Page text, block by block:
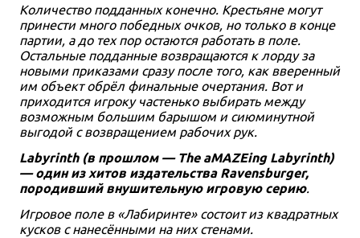
Количество подданных конечно. Крестьяне могут
принести много победных очков, но только в конце
партии, а до тех пор остаются работать в поле.
Остальные подданные возвращаются к лорду за
новыми приказами сразу после того, как вверенный
им объект обрёл финальные очертания. Вот и
приходится игроку частенько выбирать между
возможным большим барышом и сиюминутной
выгодой с возвращением рабочих рук.
Labyrinth (в прошлом — The aMAZEing Labyrinth)
— один из хитов издательства Ravensburger,
породивший внушительную игровую серию.
Игровое поле в «Лабиринте» состоит из квадратных
кусков с нанесёнными на них стенами.